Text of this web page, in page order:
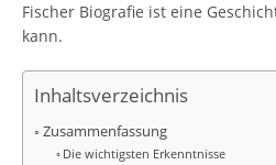
Fischer Biografie ist eine
kann.
Inhaltsverzeichnis
Zusammenfassung
Die wichtigsten Erkenntnisse